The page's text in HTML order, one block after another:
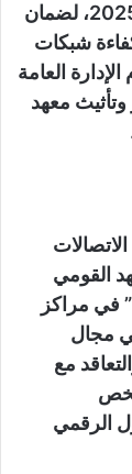
اعتباراً من 1 أبريل 2024 وحتى 31 مارس 2025، لضمان
شبكات
العامة
وتأثيث معهد
القومي
في مراكز
مجال
مع
يخص
الرقمي